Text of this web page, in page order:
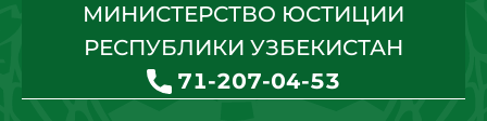
МИНИСТЕРСТВО ЮСТИЦИИ
РЕСПУБЛИКИ УЗБЕКИСТАН
71-207-04-53